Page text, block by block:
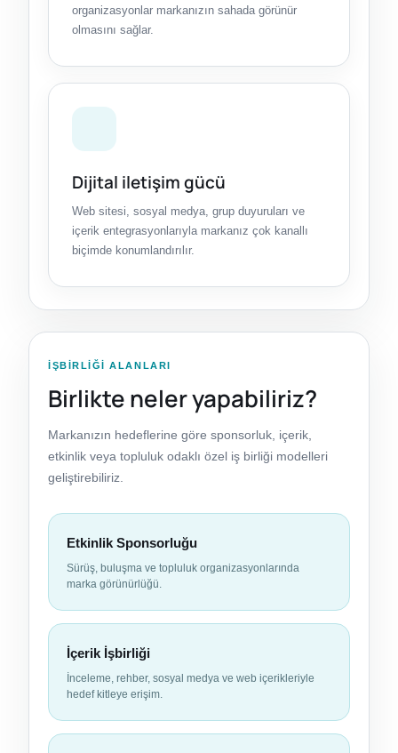
organizasyonlar markanızın sahada görünür
olmasını sağlar.
Dijital iletişim gücü
Web sitesi, sosyal medya, grup duyuruları ve
içerik entegrasyonlarıyla markanız çok kanallı
biçimde konumlandırılır.
İŞBIRLIĞI ALANLARI
Birlikte neler yapabiliriz?
Markanızın hedeflerine göre sponsorluk, içerik,
etkinlik veya topluluk odaklı özel iş birliği modelleri
geliştirebiliriz.
Etkinlik Sponsorluğu
Sürüş, buluşma ve topluluk organizasyonlarında
marka görünürlüğü.
İçerik İşbirliği
İnceleme, rehber, sosyal medya ve web içerikleriyle
hedef kitleye erişim.